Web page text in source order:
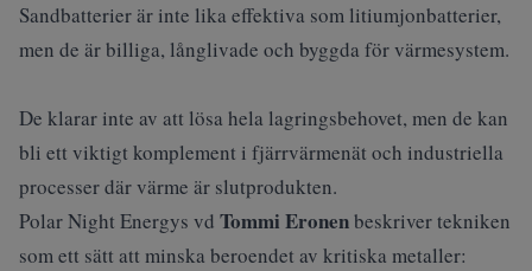
Sandbatterier är inte lika effektiva som litiumjonbatterier,
men de är billiga, långlivade och byggda för värmesystem.
De klarar inte av att lösa hela lagringsbehovet, men de kan
bli ett viktigt komplement i fjärrvärmenät och industriella
processer där värme är slutprodukten.
Polar Night Energys vd Tommi Eronenbeskriver tekniken
som ett sätt att minska beroendet av kritiska metaller: